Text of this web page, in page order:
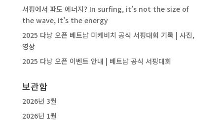
서핑에서 파도 에너지? In surfing, it’s not the size of
the wave, it’s the energy
2025 다낭 오픈 베트남 미케비치 공식 서핑대회 기록 | 사진,
영상
2025 다낭 오픈 이벤트 안내 | 베트남 공식 서핑대회
보관함
2026년 3월
2026년 1월